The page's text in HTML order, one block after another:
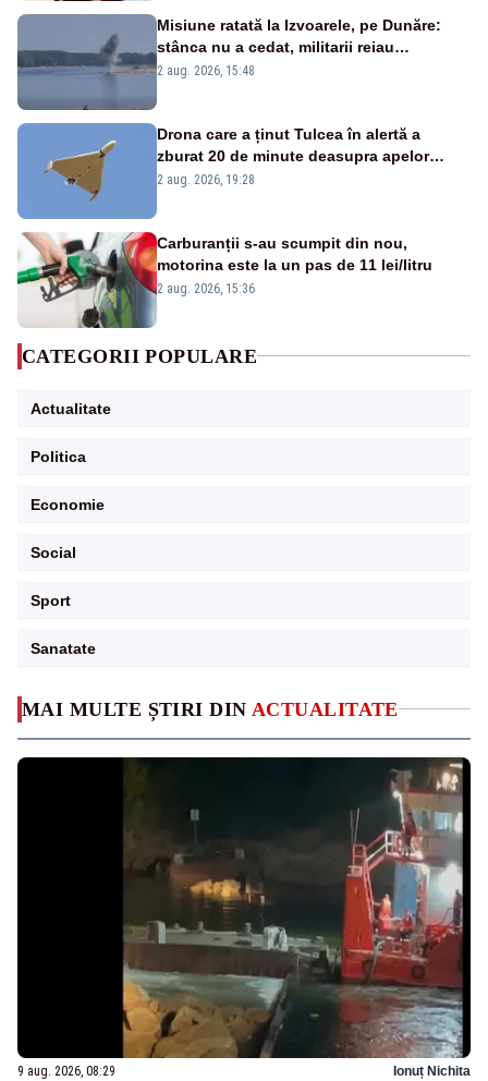
MAI MULTE ȘTIRI DIN ACTUALITATE
9 aug. 2026, 08:29 Ionuț Nichita
Misiune ratată la Izvoarele, pe Dunăre:
stânca nu a cedat, militarii reiau
detonările luni – VIDEO
2 aug. 2026, 15:48
Drona care a ținut Tulcea în alertă a
zburat 20 de minute deasupra apelor
României. Au fost ridicate două F-16
2 aug. 2026, 19:28
Carburanții s-au scumpit din nou,
motorina este la un pas de 11 lei/litru
2 aug. 2026, 15:36
CATEGORII POPULARE
Actualitate
Politica
Economie
Social
Sport
Sanatate